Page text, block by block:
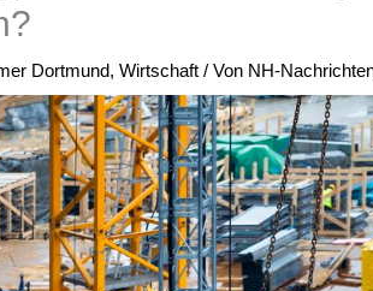
Dortmund,Wirtschaft / Von NH-